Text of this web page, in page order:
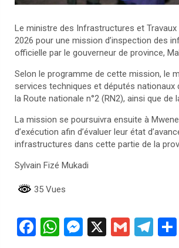
Le ministre des Infrastructures et
2026 pour une mission d’inspection des
officielle par le gouverneur de province,
Selon le programme de cette mission, le
services techniques et députés
la Route nationale n°2 (RN2), ainsi que de
La mission se poursuivra ensuite à
d’exécution afin d’évaluer leur état
infrastructures dans cette partie de la
Sylvain Fizé Mukadi
35 Vues
F
W M X
G
T